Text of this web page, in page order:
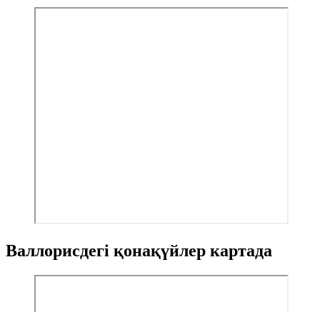
Валлорисдегі қонақүйлер картада